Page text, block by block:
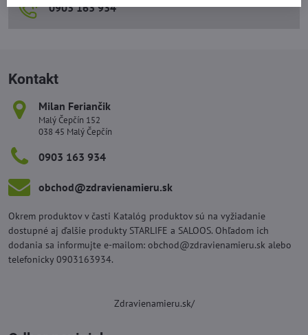
0903 163 934
Kontakt
Milan Feriančik
Malý Čepčín 152
038 45 Malý Čepčín
0903 163 934
obchod​@zdravienamieru​.sk
Okrem produktov v časti Katalóg produktov sú na vyžiadanie
dostupné aj ďalšie produkty STARLIFE a SALOOS. Ohľadom ich
dodania sa informujte e-mailom: obchod@zdravienamieru.sk alebo
telefonicky 0903163934.
Zdravienamieru.sk/